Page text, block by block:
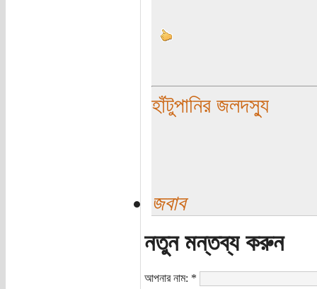
হাঁটুপানির জলদস্যু
জবাব
নতুন মন্তব্য করুন
আপনার নাম: *